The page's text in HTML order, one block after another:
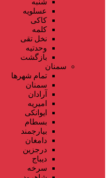
عسلویه
کاکی
کلمه
نخل تقی
وحدتیه
بازگشت
سمنان
تمام شهر‌ها
سمنان
آرادان
امیریه
ایوانکی
بسطام
بیارجمند
دامغان
درجزین
دیباج
سرخه